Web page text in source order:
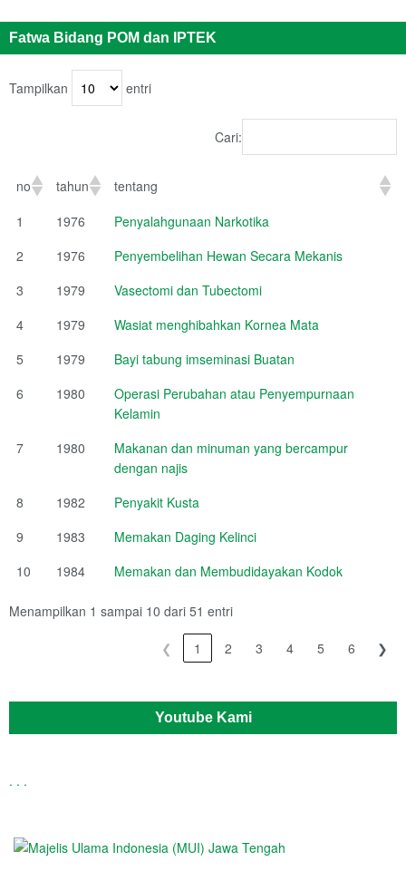
Fatwa Bidang POM dan IPTEK
Tampilkan entri
Cari:
no tahun
tentang
1
1976
Penyalahgunaan Narkotika
2
1976
Penyembelihan Hewan Secara Mekanis
3
1979
Vasectomi dan Tubectomi
4
1979
Wasiat menghibahkan Kornea Mata
5
1979
Bayi tabung imseminasi Buatan
6
1980
Operasi Perubahan atau Penyempurnaan
Kelamin
7
1980
Makanan dan minuman yang bercampur
dengan najis
8
1982
Penyakit Kusta
9
1983
Memakan Daging Kelinci
10
1984 Memakan dan Membudidayakan Kodok
Menampilkan 1 sampai 10 dari 51 entri
❮ 1 2 3 4 5 6 ❯
Youtube Kami
. . .